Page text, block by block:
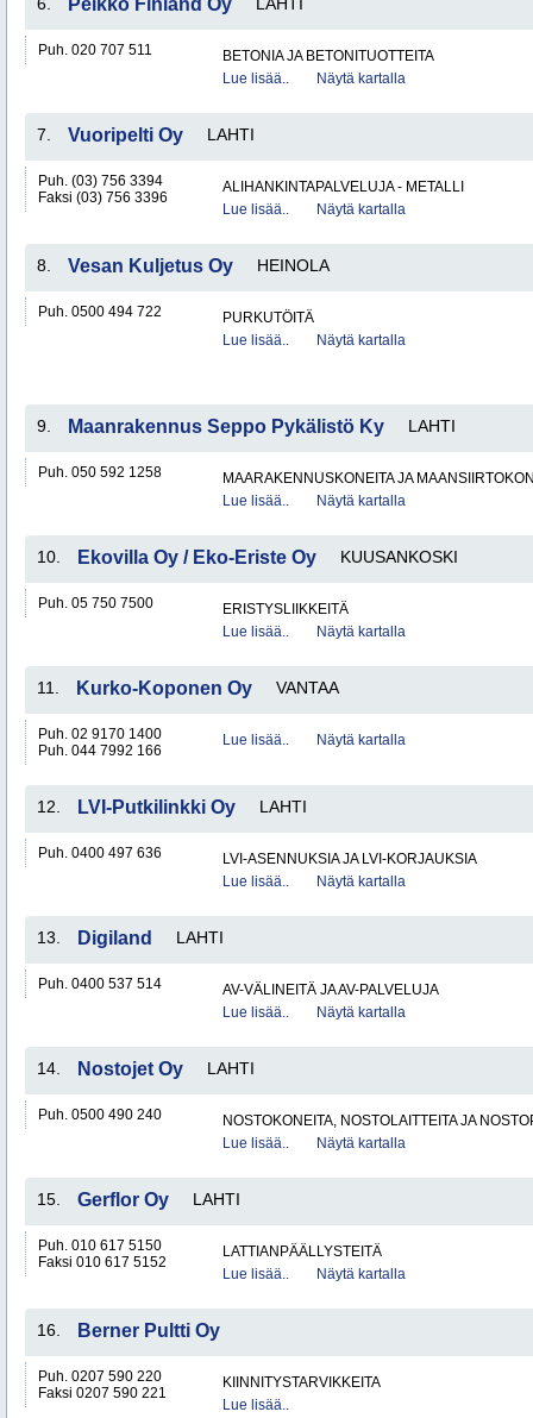
Peikko Finland Oy
Puh. 020 707 511
BETONIA JA BETONITUOTTEITA
Lue lisää..
Näytä kartalla
7. Vuoripelti Oy LAHTI
Puh. (03) 756 3394
Faksi (03) 756 3396
ALIHANKINTAPALVELUJA - METALLI
Lue lisää..
Näytä kartalla
8. Vesan Kuljetus Oy HEINOLA
Puh. 0500 494 722
PURKUTÖITÄ
Lue lisää..
Näytä kartalla
9. Maanrakennus Seppo Pykälistö Ky LAHTI
Puh. 050 592 1258
MAARAKENNUSKONEITA JA
Lue lisää..
Näytä kartalla
10. Ekovilla Oy / Eko-Eriste Oy KUUSANKOSKI
Puh. 05 750 7500
ERISTYSLIIKKEITÄ
Lue lisää..
Näytä kartalla
11. Kurko-Koponen Oy VANTAA
Puh. 02 9170 1400
Puh. 044 7992 166
Lue lisää.. Näytä kartalla
12. LVI-Putkilinkki Oy LAHTI
Puh. 0400 497 636
LVI-ASENNUKSIA JA LVI-KORJAUKSIA
Lue lisää..
Näytä kartalla
13. Digiland LAHTI
Puh. 0400 537 514
AV-VÄLINEITÄ JA AV-PALVELUJA
Lue lisää..
Näytä kartalla
14. Nostojet Oy LAHTI
Puh. 0500 490 240
NOSTOKONEITA, NOSTOLAITTEITA JA
Lue lisää..
Näytä kartalla
15. Gerflor Oy LAHTI
Puh. 010 617 5150
Faksi 010 617 5152
LATTIANPÄÄLLYSTEITÄ
Lue lisää..
Näytä kartalla
16. Berner Pultti Oy
Puh. 0207 590 220
Faksi 0207 590 221
KIINNITYSTARVIKKEITA
Lue lisää..